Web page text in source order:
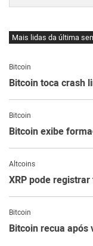
Mais lidas da última
Bitcoin
Bitcoin toca crash
Bitcoin
Bitcoin exibe
Altcoins
XRP pode
Bitcoin
Bitcoin recua após